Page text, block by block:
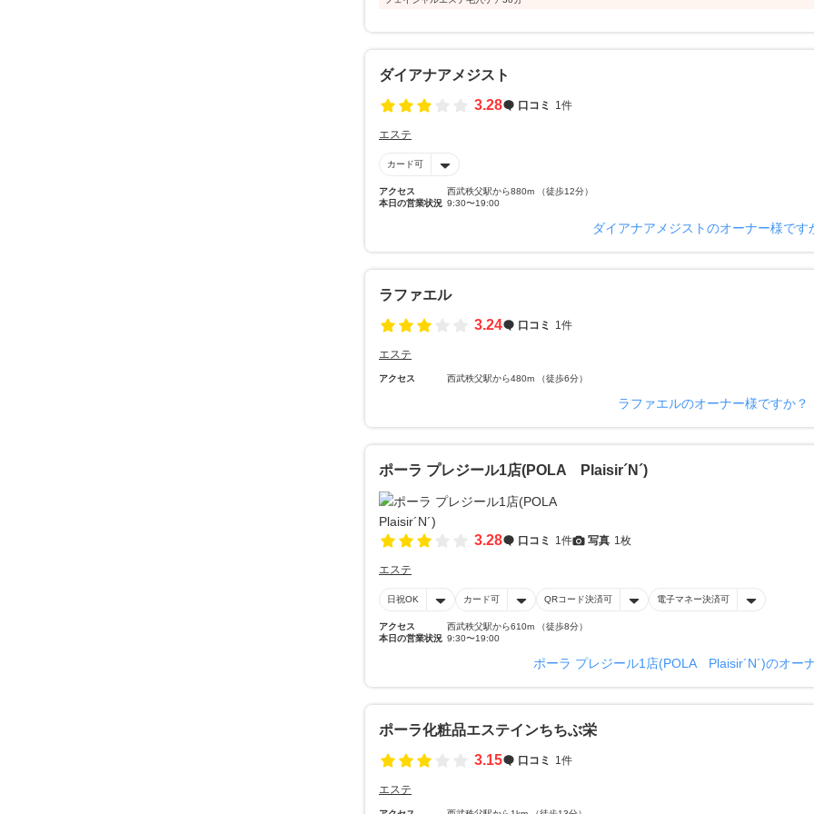
ダイアナアメジスト
3.28
口コミ 1件
エステ
カード可
アクセス
西武秩父駅から880m （徒歩12分）
本日の営業状況 9:30〜19:00
ダイアナアメジストのオーナー様です
ラファエル
3.24
口コミ 1件
エステ
アクセス 西武秩父駅から480m （徒歩6分）
ラファエルのオーナー様ですか？
ポーラ プレジール1店(POLA Plaisir´N´)
3.28 口コミ 1件 写真 1枚
エステ
日祝OK カード可 QRコード決済可 電子マネー決済可
アクセス
西武秩父駅から610m （徒歩8分）
本日の営業状況 9:30〜19:00
ポーラ プレジール1店(POLA Plaisir´N´)のオー
ポーラ化粧品エステインちちぶ栄
3.15
口コミ 1件
エステ